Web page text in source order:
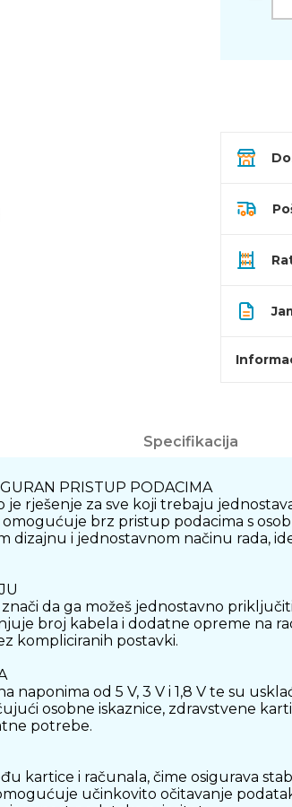
Specifikacija
PRISTUP PODACIMA
rješenje za sve koji trebaju
brz pristup podacima s
i jednostavnom načinu rada,
da ga možeš jednostavno
broj kabela i dodatne opreme na
kompliciranih postavki.
od 5 V, 3 V i 1,8 V te su
osobne iskaznice, zdravstvene
potrebe.
kartice i računala, čime osigurava
učinkovito očitavanje